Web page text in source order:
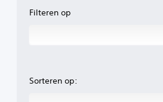
Filteren op
Sorteren op: